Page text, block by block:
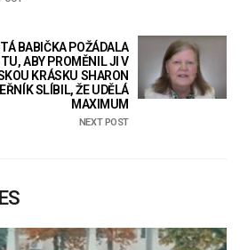
BABIČKA POŽÁDALA
ABY PROMĚNIL JI V
KRÁSKU SHARON
SLÍBIL, ŽE UDĚLÁ
MAXIMUM
NEXT POST